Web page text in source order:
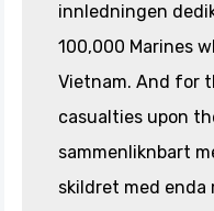
innledningen
100,000 Marines
Vietnam. And for
casualties upon
sammenliknbart
skildret med enda